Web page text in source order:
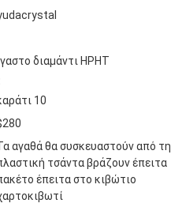
διαμάντι HPHT
10
αγαθά θα συσκευαστούν από τη
τσάντα βράζουν έπειτα
έπειτα στο κιβώτιο